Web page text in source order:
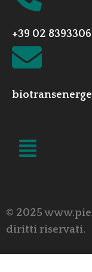
+39 02 8393306
© 2025
diritti riservati.